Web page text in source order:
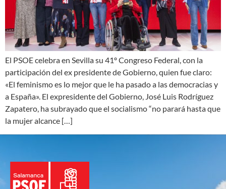
El PSOE celebra en Sevilla su 41º Congreso Federal, con la
participación del ex presidente de Gobierno, quien fue claro:
«El feminismo es lo mejor que le ha pasado a las democracias y
a España». El expresidente del Gobierno, José Luis Rodríguez
Zapatero, ha subrayado que el socialismo “no parará hasta que
la mujer alcance […]